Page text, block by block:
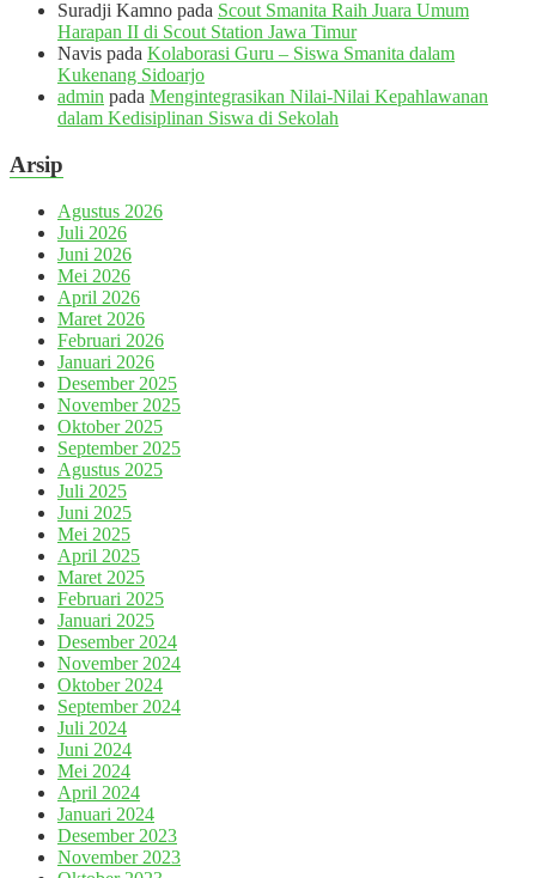
Suradji Kamno pada Scout Smanita Raih Juara Umum
Harapan II di Scout Station Jawa Timur
Navis pada Kolaborasi Guru – Siswa Smanita dalam
Kukenang Sidoarjo
admin pada Mengintegrasikan Nilai-Nilai Kepahlawanan
dalam Kedisiplinan Siswa di Sekolah
Arsip
Agustus 2026
Juli 2026
Juni 2026
Mei 2026
April 2026
Maret 2026
Februari 2026
Januari 2026
Desember 2025
November 2025
Oktober 2025
September 2025
Agustus 2025
Juli 2025
Juni 2025
Mei 2025
April 2025
Maret 2025
Februari 2025
Januari 2025
Desember 2024
November 2024
Oktober 2024
September 2024
Juli 2024
Juni 2024
Mei 2024
April 2024
Januari 2024
Desember 2023
November 2023